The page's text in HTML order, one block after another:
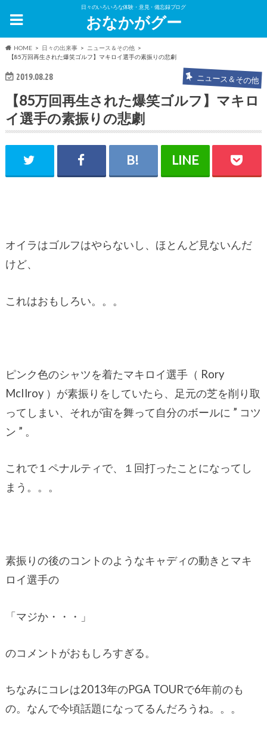
日々のいろいろな体験・意見・備忘録ブログ
おなかがグー
HOME 日々の出来事
ニュース＆その他
【85万回再生された爆笑ゴルフ】マキロイ選手の素振りの悲劇
2019.08.28 ニュース＆その他
【85万回再生された爆笑ゴルフ】マキロ
イ選手の素振りの悲劇
オイラはゴルフはやらないし、ほとんど見ないんだ
けど、
これはおもしろい。。。
ピンク色のシャツを着たマキロイ選手（ Rory
McIlroy ）が素振りをしていたら、足元の芝を削り取
ってしまい、それが宙を舞って自分のボールに ” コツ
ン ” 。
これで１ペナルティで、１回打ったことになってし
まう。。。
素振りの後のコントのようなキャディの動きとマキ
ロイ選手の
「マジか・・・」
のコメントがおもしろすぎる。
ちなみにコレは2013年のPGA TOURで6年前のも
の。なんで今頃話題になってるんだろうね。。。